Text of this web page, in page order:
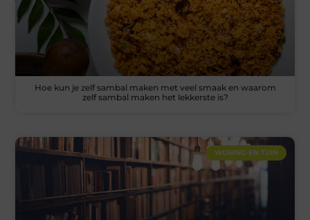
Hoe kun je zelf sambal maken met veel smaak en waarom
zelf sambal maken het lekkerste is?
WONING EN TUIN